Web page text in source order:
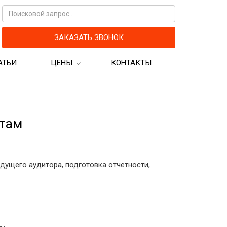
ЗАКАЗАТЬ ЗВОНОК
ЦЕНЫ КОНТАКТЫ
аудитора, подготовка отчетности,